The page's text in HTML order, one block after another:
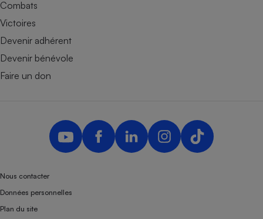
Combats
Victoires
Devenir adhérent
Devenir bénévole
Faire un don
Nous contacter
Données personnelles
Plan du site